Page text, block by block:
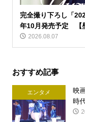
完全撮り下ろし「
年10月発売予定 【
2026.08.07
おすすめ記事
エンタメ
映
時